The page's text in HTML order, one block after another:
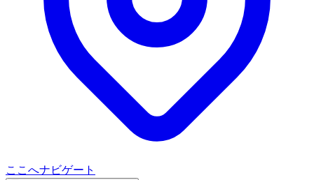
ここへナビゲート